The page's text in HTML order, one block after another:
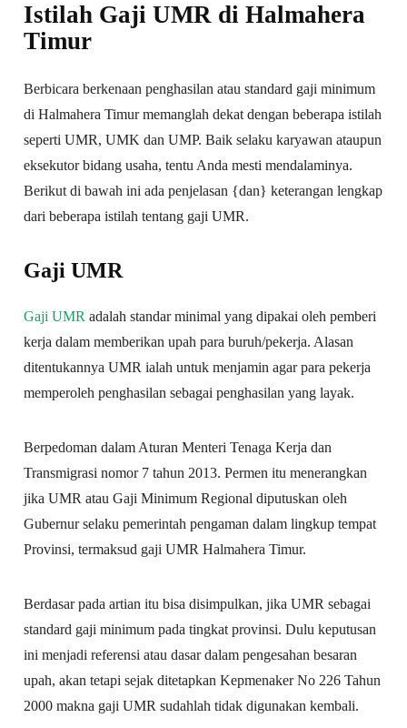
Istilah Gaji UMR di Halmahera
Timur
Berbicara berkenaan penghasilan atau standard gaji minimum
di Halmahera Timur memanglah dekat dengan beberapa istilah
seperti UMR, UMK dan UMP. Baik selaku karyawan ataupun
eksekutor bidang usaha, tentu Anda mesti mendalaminya.
Berikut di bawah ini ada penjelasan {dan} keterangan lengkap
dari beberapa istilah tentang gaji UMR.
Gaji UMR
Gaji UMR adalah standar minimal yang dipakai oleh pemberi
kerja dalam memberikan upah para buruh/pekerja. Alasan
ditentukannya UMR ialah untuk menjamin agar para pekerja
memperoleh penghasilan sebagai penghasilan yang layak.
Berpedoman dalam Aturan Menteri Tenaga Kerja dan
Transmigrasi nomor 7 tahun 2013. Permen itu menerangkan
jika UMR atau Gaji Minimum Regional diputuskan oleh
Gubernur selaku pemerintah pengaman dalam lingkup tempat
Provinsi, termaksud gaji UMR Halmahera Timur.
Berdasar pada artian itu bisa disimpulkan, jika UMR sebagai
standard gaji minimum pada tingkat provinsi. Dulu keputusan
ini menjadi referensi atau dasar dalam pengesahan besaran
upah, akan tetapi sejak ditetapkan Kepmenaker No 226 Tahun
2000 makna gaji UMR sudahlah tidak digunakan kembali.